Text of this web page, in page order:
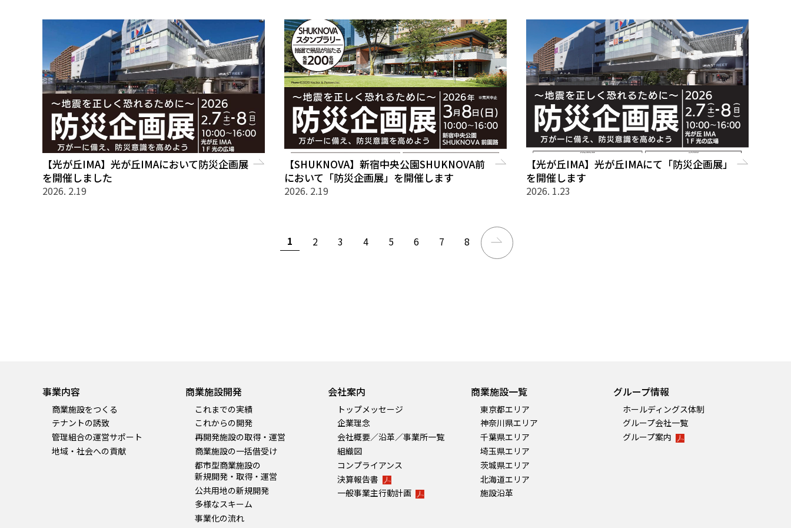
【光が丘IMA】光が丘IMAにおいて防災企画展
を開催しました
2026. 2.19
【SHUKNOVA】新宿中央公園SHUKNOVA前
において「防災企画展」を開催します
2026. 2.19
【光が丘IMA】光が丘IMAにて「防災企画展」
を開催します
2026. 1.23
1 2 3 4 5 6 7 8
事業内容
商業施設をつくる
テナントの誘致
管理組合の運営サポート
地域・社会への貢献
商業施設開発
これまでの実績
これからの開発
再開発施設の取得・運営
商業施設の一括借受け
都市型商業施設の
新規開発・取得・運営
公共用地の新規開発
多様なスキーム
事業化の流れ
会社案内
トップメッセージ
企業理念
会社概要／沿革／事業所一覧
組織図
コンプライアンス
決算報告書
一般事業主行動計画
商業施設一覧
東京都エリア
神奈川県エリア
千葉県エリア
埼玉県エリア
茨城県エリア
北海道エリア
施設沿革
グループ情報
ホールディングス体制
グループ会社一覧
グループ案内